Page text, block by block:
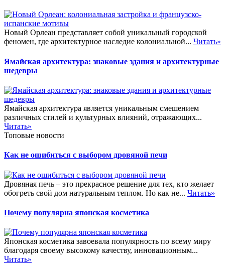
Новый Орлеан представляет собой уникальный городской
феномен, где архитектурное наследие колониальной... Читать»
Ямайская архитектура: знаковые здания и архитектурные
шедевры
Ямайская архитектура является уникальным смешением
различных стилей и культурных влияний, отражающих...
Читать»
Топовые новости
Как не ошибиться с выбором дровяной печи
Дровяная печь – это прекрасное решение для тех, кто желает
обогреть свой дом натуральным теплом. Но как не... Читать»
Почему популярна японская косметика
Японская косметика завоевала популярность по всему миру
благодаря своему высокому качеству, инновационным...
Читать»